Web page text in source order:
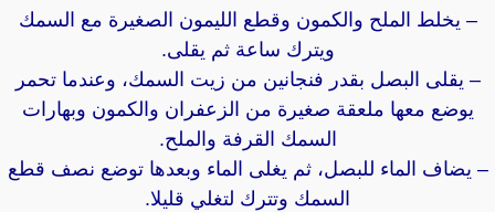
– يخلط الملح والكمون وقطع الليمون الصغيرة مع السمك
ويترك ساعة ثم يقلى.
– يقلى البصل بقدر فنجانين من زيت السمك، وعندما تحمر
يوضع معها ملعقة صغيرة من الزعفران والكمون وبهارات
السمك القرفة والملح.
– يضاف الماء للبصل، ثم يغلى الماء وبعدها توضع نصف قطع
السمك وتترك لتغلي قليلا.